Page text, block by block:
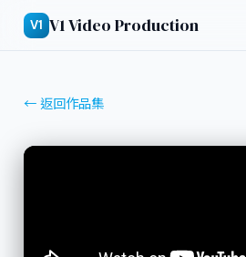
V1 V1 Video Production
← 返回作品集